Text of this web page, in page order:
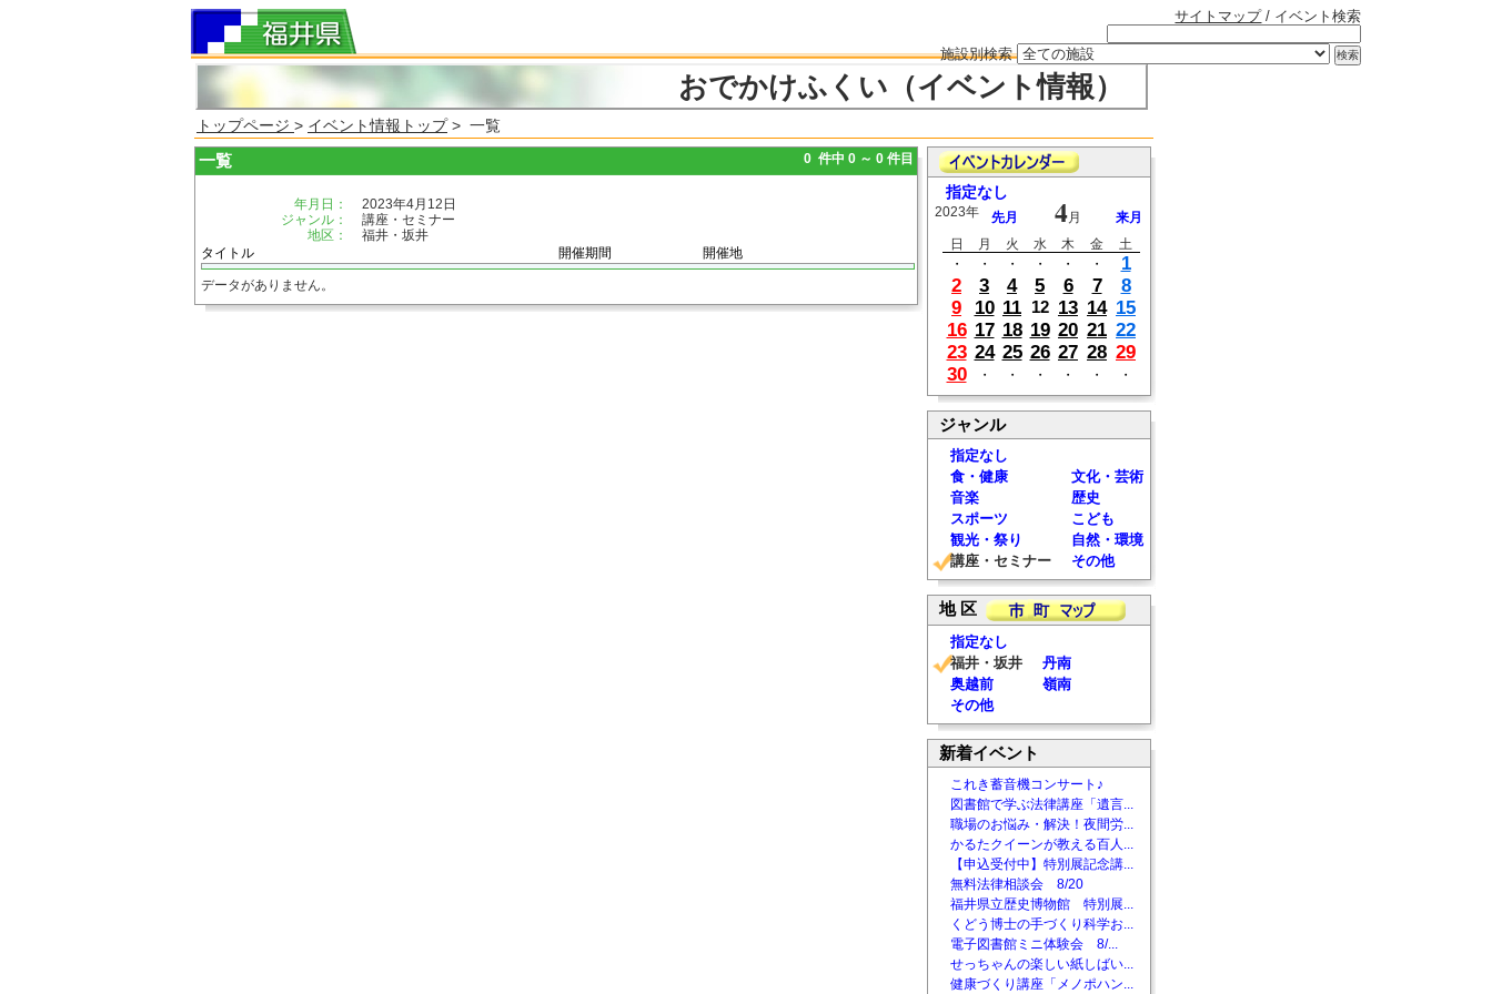
サイトマップ/ イベント検索
施設別検索
おでかけふくい（イベント情報）
トップページ > イベント情報トップ> 一覧
一覧 0 件中 0 ～ 0 件目
年月日：
2023年4月12日
ジャンル：
講座・セミナー
地区：
福井・坂井
タイトル
開催期間 開催地
データがありません。
指定なし
2023年 先月 4月
来月
日
月 火 水 木 金
土
・
・ ・ ・ ・ ・
1
2
3 4 5 6 7
8
9
10 11 12 13 14 15
16 17 18 19 20 21 22
23 24 25 26 27 28 29
30
・ ・ ・ ・ ・ ・
ジャンル
指定なし
食・健康
文化・芸術
音楽
歴史
スポーツ
こども
観光・祭り
自然・環境
講座・セミナー
その他
地 区
指定なし
福井・坂井
丹南
奥越前
嶺南
その他
新着イベント
これき蓄音機コンサート♪
図書館で学ぶ法律講座「遺言...
職場のお悩み・解決！夜間労...
かるたクイーンが教える百人...
【申込受付中】特別展記念講...
無料法律相談会 8/20
福井県立歴史博物館 特別展...
くどう博士の手づくり科学お...
電子図書館ミニ体験会 8/...
せっちゃんの楽しい紙しばい...
健康づくり講座「メノポハン...